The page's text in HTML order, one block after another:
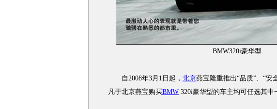
BMW320i豪华型
自2008年3月1日起， 北京燕宝隆重推出“品质”、“安
凡于北京燕宝购买BMW 320i豪华型的车主均可任选其中